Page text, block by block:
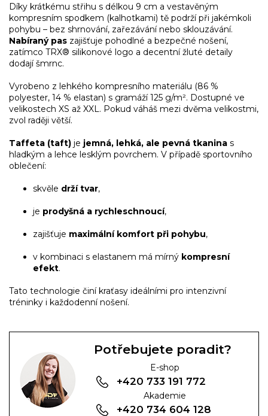
Díky krátkému střihu s délkou 9 cm a vestavěným
kompresním spodkem (kalhotkami) tě podrží při jakémkoli
pohybu – bez shrnování, zařezávání nebo sklouzávání.
Nabíraný pas zajišťuje pohodlné a bezpečné nošení,
zatímco TRX® silikonové logo a decentní žluté detaily
dodají šmrnc.
Vyrobeno z lehkého kompresního materiálu (86 %
polyester, 14 % elastan) s gramáží 125 g/m². Dostupné ve
velikostech XS až XXL. Pokud váháš mezi dvěma velikostmi,
zvol raději větší.
Taffeta (taft) je jemná, lehká, ale pevná tkanina s
hladkým a lehce lesklým povrchem. V případě sportovního
oblečení:
skvěle drží tvar,
je prodyšná a rychleschnoucí,
zajišťuje maximální komfort při pohybu,
v kombinaci s elastanem má mírný kompresní
efekt.
Tato technologie činí kraťasy ideálními pro intenzivní
tréninky i každodenní nošení.
Potřebujete poradit?
E-shop
+420 733 191 772
Akademie
+420 734 604 128